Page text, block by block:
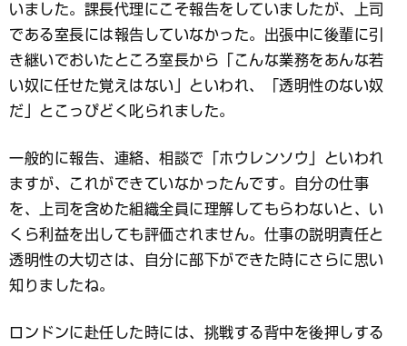
いました。課長代理にこそ報告をしていましたが、上司
である室長には報告していなかった。出張中に後輩に引
き継いでおいたところ室長から「こんな業務をあんな若
い奴に任せた覚えはない」といわれ、「透明性のない奴
だ」とこっぴどく叱られました。
一般的に報告、連絡、相談で「ホウレンソウ」といわれ
ますが、これができていなかったんです。自分の仕事
を、上司を含めた組織全員に理解してもらわないと、い
くら利益を出しても評価されません。仕事の説明責任と
透明性の大切さは、自分に部下ができた時にさらに思い
知りましたね。
ロンドンに赴任した時には、挑戦する背中を後押しする